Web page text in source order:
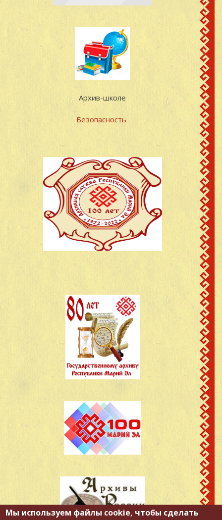
Архив-школе
Безопасность
Мы используем файлы cookie, чтобы сделать